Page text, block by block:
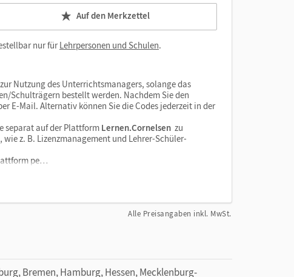
Auf den Merkzettel
nur fürLehrpersonen und Schulen.
zur Nutzung des Unterrichtsmanagers, solange das
Schulträgern bestellt werden. Nachdem Sie den
E-Mail. Alternativ können Sie die Codes jederzeit in der
separat auf der Plattform Lernen.Cornelsen zu
z. B. Lizenzmanagement und Lehrer-Schüler-
pe…
Alle Preisangaben inkl. MwSt.
Bremen, Hamburg, Hessen, Mecklenburg-